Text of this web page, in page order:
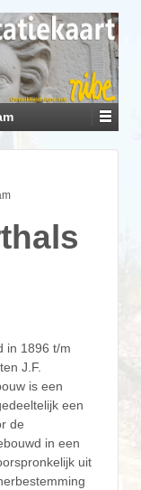
in 1896 t/m
J.F.
is een
een
de
in een
uit